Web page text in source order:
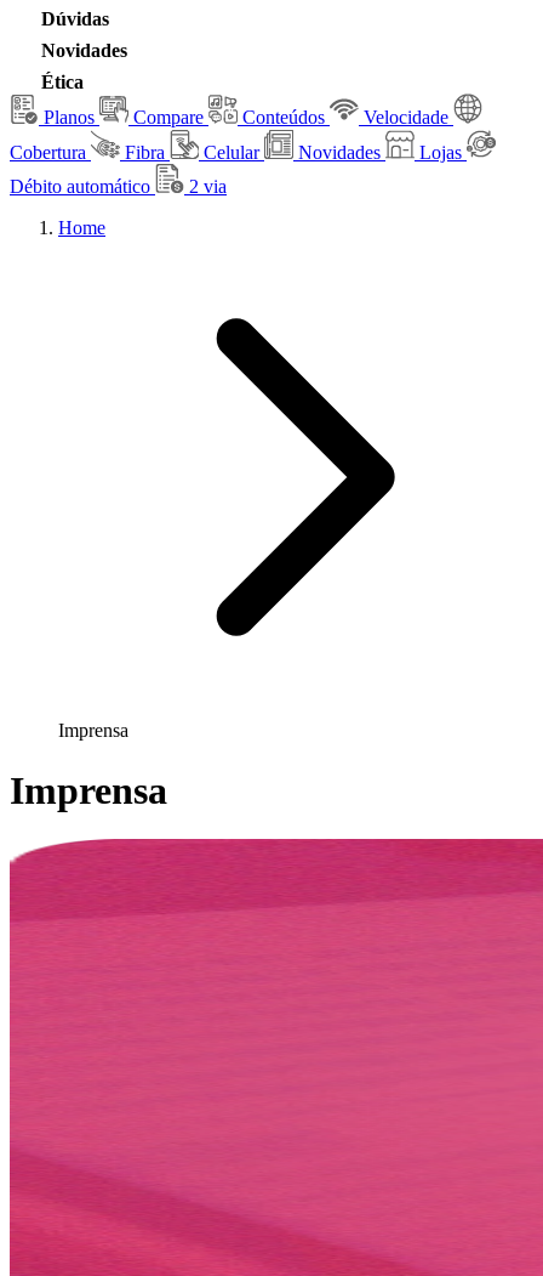
Dúvidas
Novidades
Ética
Planos
Compare Conteúdos
Velocidade
Cobertura
Fibra Celular Novidades
Lojas
Débito automático
2 via
Home
Imprensa
Imprensa